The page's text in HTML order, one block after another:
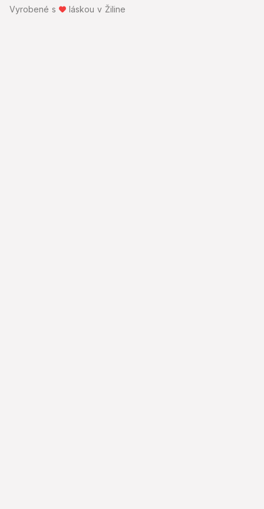
Vyrobené s láskou v Žiline